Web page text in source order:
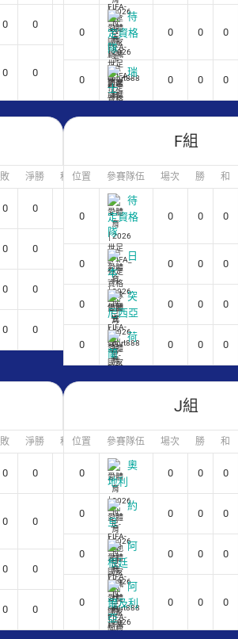
0 0
0 0
0
待
定資格
隊
0 0 0
0
瑞
士
0 0 0
敗 淨勝 積分
0 0
0 0
0 0
0 0
F組
位置 參賽隊伍 場次 勝 和
0
待
定資格
隊
0 0 0
0
日
本
0 0 0
0
突
尼西亞
0 0 0
0
荷
蘭
0 0 0
敗 淨勝 積分
0 0
0 0
0 0
0 0
J組
位置 參賽隊伍 場次 勝 和
0
奧
地利
0 0 0
0
約
旦
0 0 0
0
阿
根廷
0 0 0
0
阿
爾及利
亞
0 0 0